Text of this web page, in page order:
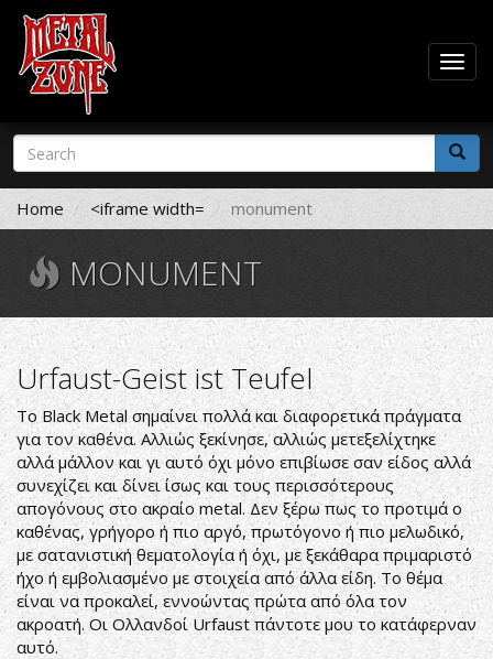
Skip
main
content
Search
form
Search
Home <iframe width= monument
MONUMENT
Urfaust-Geist ist Teufel
Το Black Metal σημαίνει πολλά και διαφορετικά πράγματα
για τον καθένα. Αλλιώς ξεκίνησε, αλλιώς μετεξελίχτηκε
αλλά μάλλον και γι αυτό όχι μόνο επιβίωσε σαν είδος αλλά
συνεχίζει και δίνει ίσως και τους περισσότερους
απογόνους στο ακραίο metal. Δεν ξέρω πως το προτιμά ο
καθένας, γρήγορο ή πιο αργό, πρωτόγονο ή πιο μελωδικό,
με σατανιστική θεματολογία ή όχι, με ξεκάθαρα πριμαριστό
ήχο ή εμβολιασμένο με στοιχεία από άλλα είδη. Το θέμα
είναι να προκαλεί, εννοώντας πρώτα από όλα τον
ακροατή. Οι Ολλανδοί Urfaust πάντοτε μου το κατάφερναν
αυτό.